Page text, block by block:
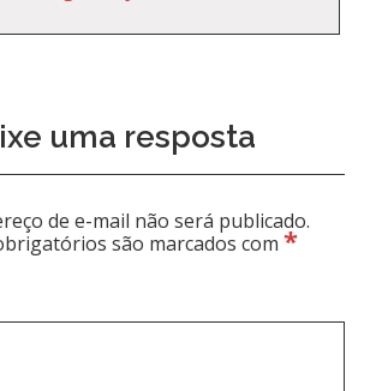
uma resposta
de e-mail não será publicado.
são marcados com*